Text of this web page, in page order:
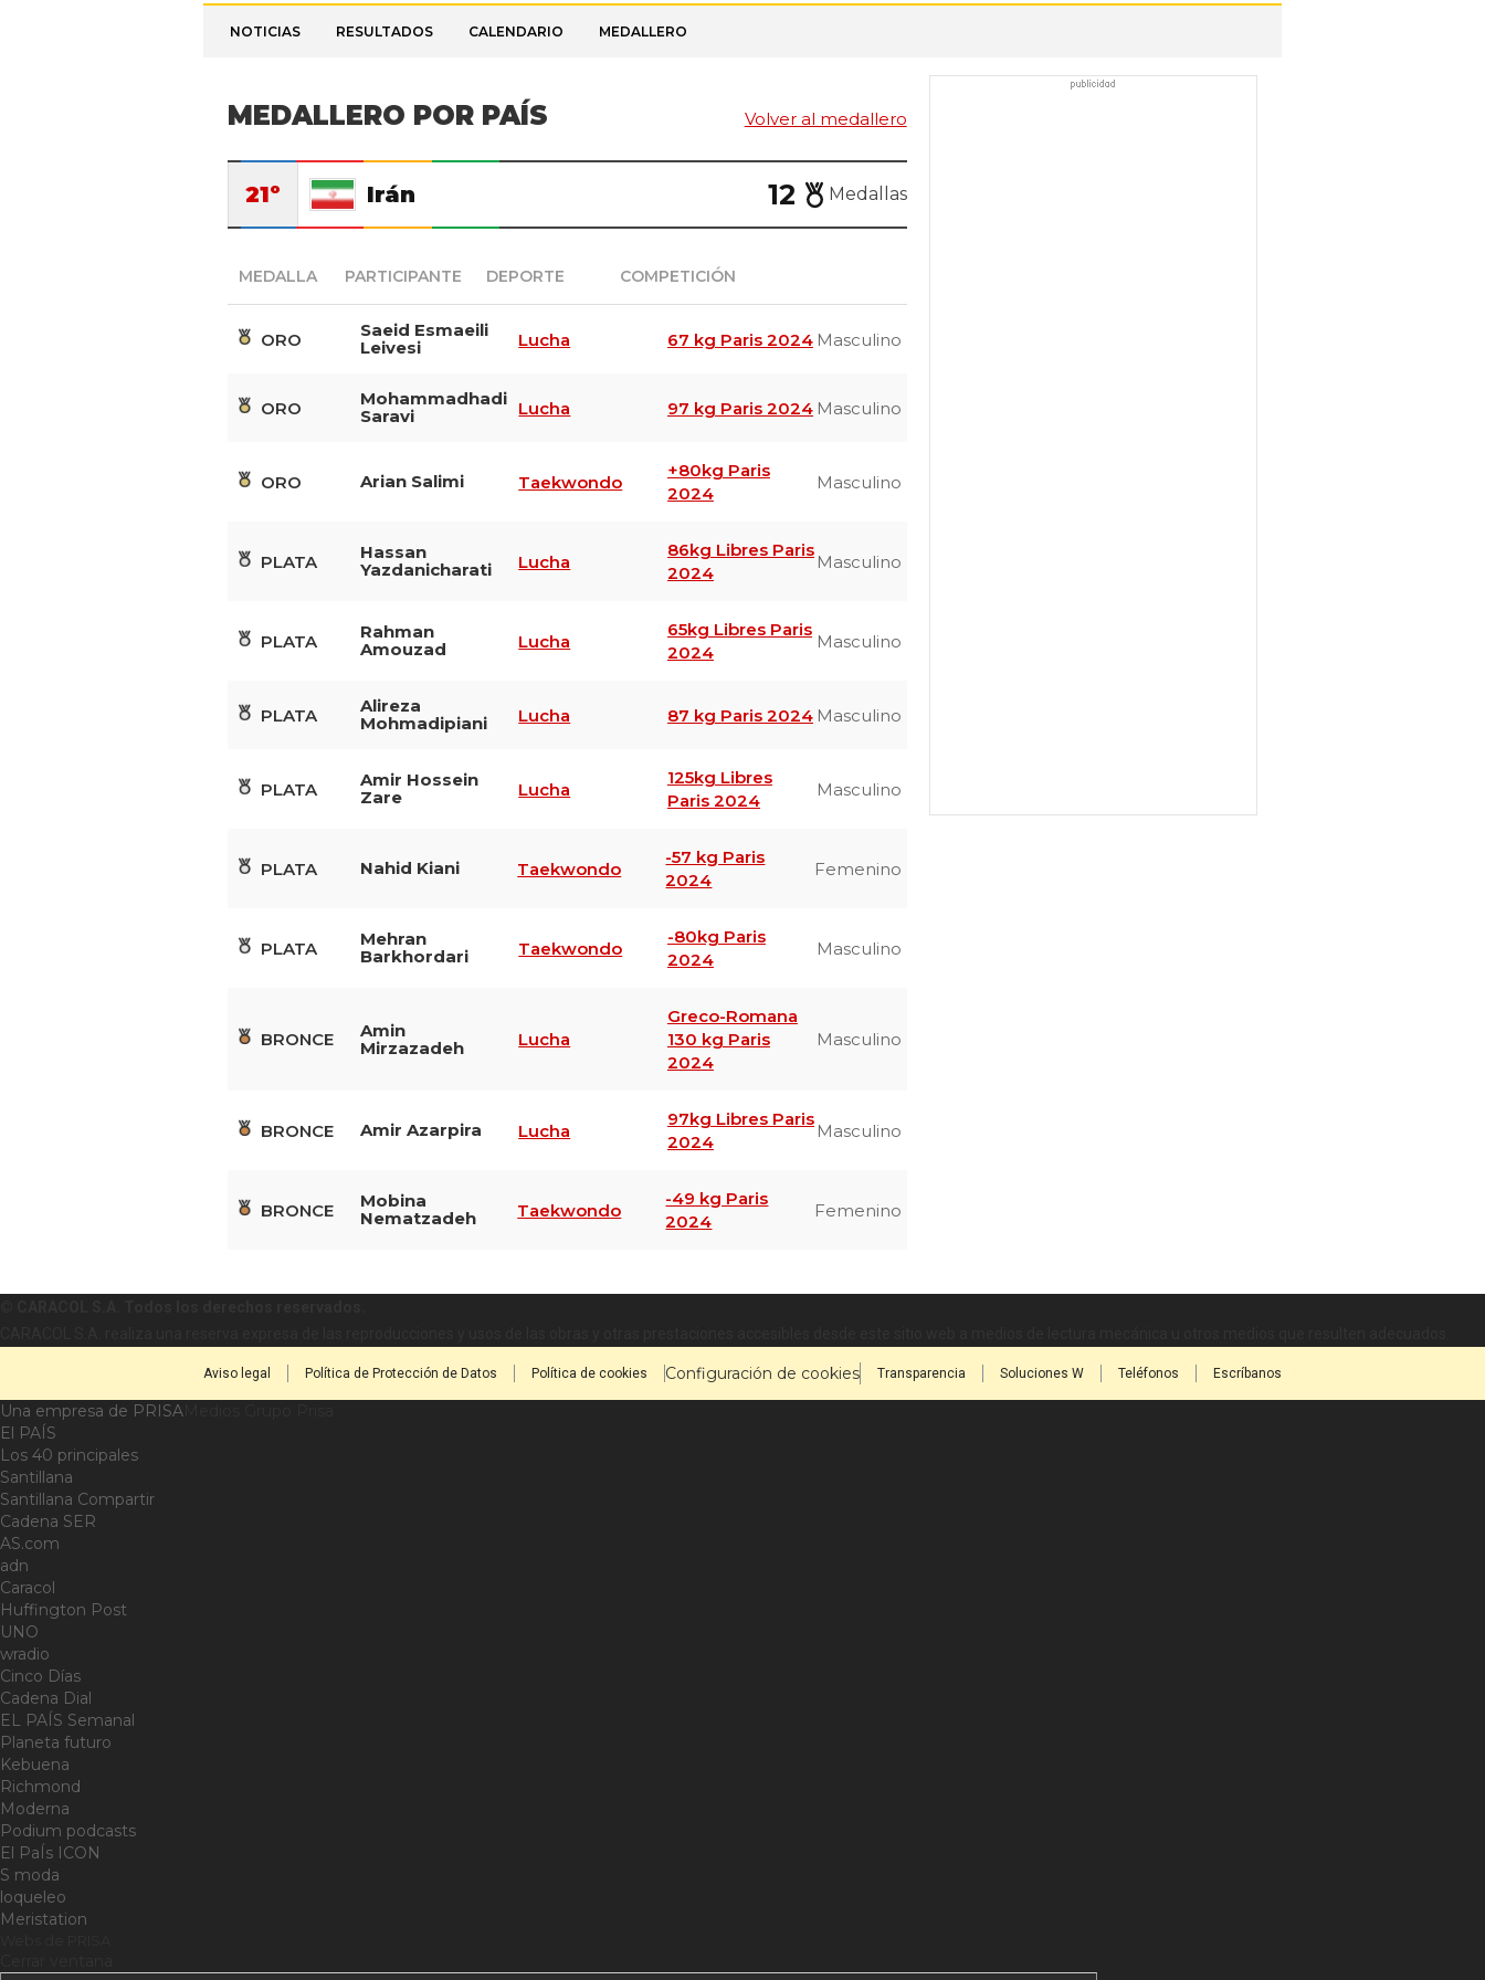
NOTICIAS RESULTADOS CALENDARIO MEDALLERO
MEDALLERO POR PAÍS Volver al medallero
21º Irán 12 Medallas
MEDALLA PARTICIPANTE DEPORTE COMPETICIÓN
ORO
Saeid Esmaeili
Leivesi
Lucha 67 kg Paris 2024 Masculino
ORO
Mohammadhadi
Saravi
Lucha 97 kg Paris 2024 Masculino
ORO Arian Salimi Taekwondo
+80kg Paris
2024
Masculino
PLATA
Hassan
Yazdanicharati
Lucha
86kg Libres Paris
2024
Masculino
PLATA
Rahman
Amouzad
Lucha
65kg Libres Paris
2024
Masculino
PLATA
Alireza
Mohmadipiani
Lucha 87 kg Paris 2024 Masculino
PLATA
Amir Hossein
Zare
Lucha
125kg Libres
Paris 2024
Masculino
PLATA Nahid Kiani Taekwondo
-57 kg Paris
2024
Femenino
PLATA
Mehran
Barkhordari
Taekwondo
-80kg Paris
2024
Masculino
BRONCE
Amin
Mirzazadeh
Lucha
Greco-Romana
130 kg Paris
2024
Masculino
BRONCE Amir Azarpira Lucha
97kg Libres Paris
2024
Masculino
BRONCE
Mobina
Nematzadeh
Taekwondo
-49 kg Paris
2024
Femenino
Aviso legal Política de Protección de Datos Política de cookies Configuración de cookies Transparencia Soluciones W Teléfonos Escríbanos
Una empresa de PRISA
El PAÍS
Los 40 principales
Santillana
Santillana Compartir
Cadena SER
AS.com
adn
Caracol
Huffington Post
UNO
wradio
Cinco Días
Cadena Dial
EL PAÍS Semanal
Planeta futuro
Kebuena
Richmond
Moderna
Podium podcasts
El PaÍs ICON
S moda
loqueleo
Meristation